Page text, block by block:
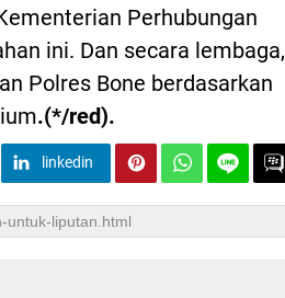
Perhubungan
ini. Dan secara lembaga,
Polres Bone berdasarkan
.(*/red).
linkedin